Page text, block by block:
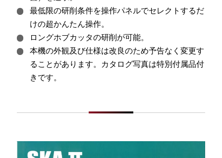
最低限の研削条件を操作パネルでセレクトするだ
けの超かんたん操作。
ロングホブカッタの研削が可能。
本機の外観及び仕様は改良のため予告なく変更す
ることがあります。カタログ写真は特別付属品付
きです。